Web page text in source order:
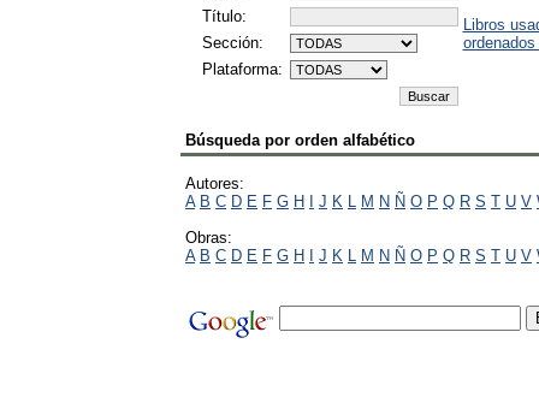
Título:
Sección:
Plataforma:
Libros
Búsqueda por orden alfabético
Autores:
A B C D E F G H I J K L M N Ñ O P Q R S T U V
Obras:
A B C D E F G H I J K L M N Ñ O P Q R S T U V